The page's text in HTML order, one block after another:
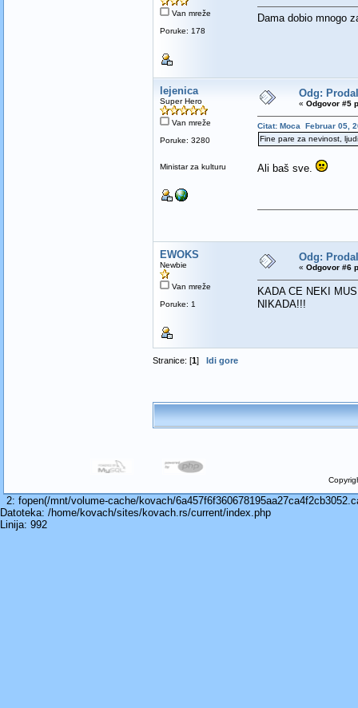
Van mreže
Poruke: 178
Dama dobio mnogo
lejenica
Super Hero
Van mreže
Poruke: 3280
Ministar za kulturu
Odg:
« Odgovor #5
Citat: Moca Februar 05,
Fine pare za nevinost,
Ali baš sve.
EWOKS
Newbie
Van mreže
Poruke: 1
Odg:
« Odgovor #6
KADA CE NEKI
NIKADA!!!
Stranice: [1] Idi gore
2: fopen(/mnt/volume-cache/kovach/
Datoteka: /home/kovach/sites/kovach.rs/current/index.php
Linija: 992